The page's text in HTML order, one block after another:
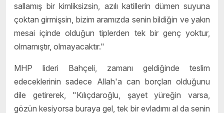
sallamış bir kimliksizsin, azılı katillerin dümen suyuna
çoktan girmişsin, bizim aramızda senin bildiğin ve yakın
mesai içinde olduğun tiplerden tek bir genç yoktur,
olmamıştır, olmayacaktır."
MHP lideri Bahçeli, zamanı geldiğinde teslim
edeceklerinin sadece Allah'a can borçları olduğunu
dile getirerek, "Kılıçdaroğlu, şayet yüreğin varsa,
gözün kesiyorsa buraya gel, tek bir evladımı al da senin